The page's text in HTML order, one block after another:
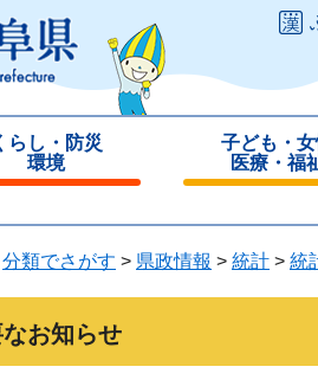
らし・防災
環境
子ども・
医療・福
じ
る
分類でさがす > 県政情報 > 統計 > 統
お知らせ